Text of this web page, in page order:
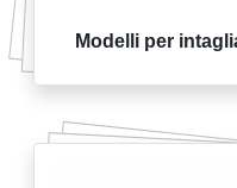
Modelli per